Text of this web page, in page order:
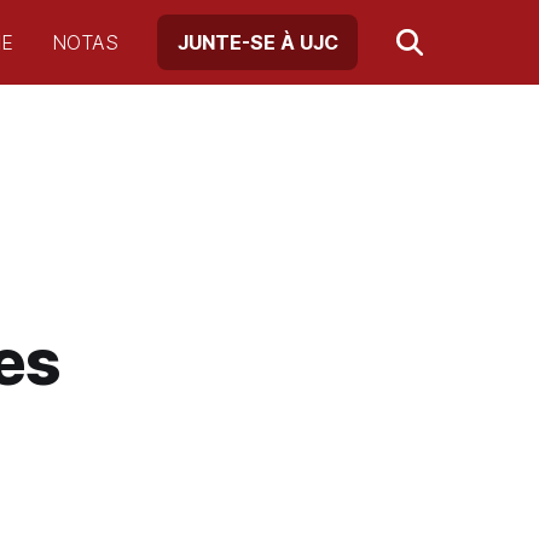
NOTAS JUNTE-SE À UJC